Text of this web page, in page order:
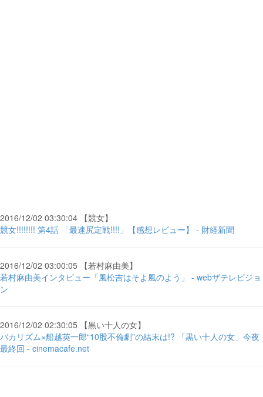
2016/12/02 03:30:04 【競女】
競女!!!!!!!! 第4話 「最速尻定戦!!!!」【感想レビュー】 - 財経新聞
2016/12/02 03:00:05 【若村麻由美】
若村麻由美インタビュー「風松吉はそよ風のよう」 - webザテレビジョ
ン
2016/12/02 02:30:05 【黒い十人の女】
バカリズム×船越英一郎“10股不倫劇”の結末は!? 「黒い十人の女」今夜
最終回 - cinemacafe.net